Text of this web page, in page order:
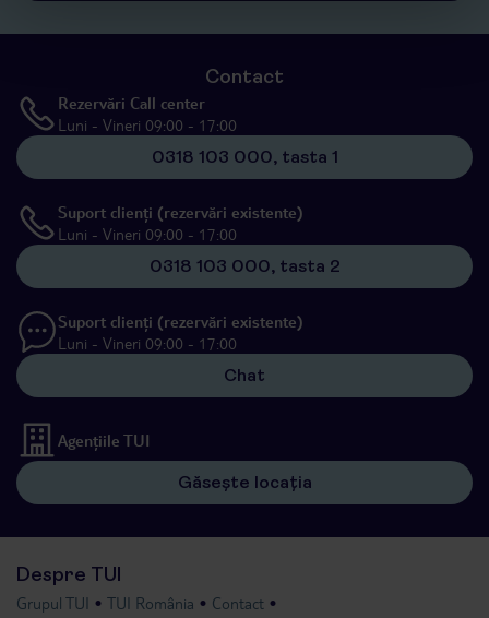
Contact
Rezervări Call center
Luni - Vineri 09:00 - 17:00
0318 103 000, tasta 1
Suport clienți (rezervări existente)
Luni - Vineri 09:00 - 17:00
0318 103 000, tasta 2
Suport clienți (rezervări existente)
Luni - Vineri 09:00 - 17:00
Chat
Agențiile TUI
Găsește locația
Despre TUI
Grupul TUI TUI România
Contact